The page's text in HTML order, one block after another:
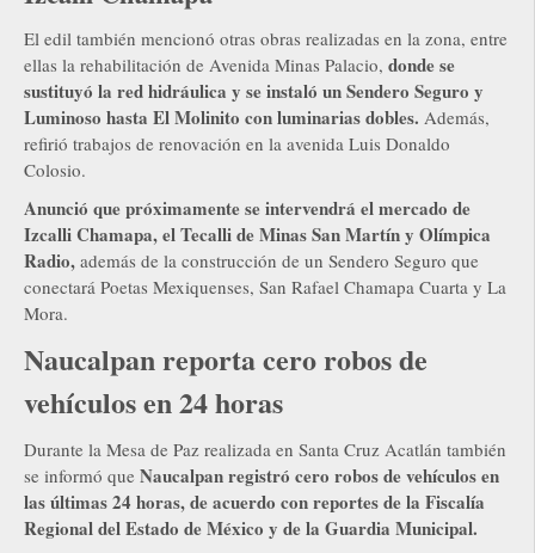
El edil también mencionó otras obras realizadas en la zona, entre
ellas la rehabilitación de Avenida Minas Palacio, donde se
sustituyó la red hidráulica y se instaló un Sendero Seguro y
Luminoso hasta El Molinito con luminarias dobles. Además,
refirió trabajos de renovación en la avenida Luis Donaldo
Colosio.
Anunció que próximamente se intervendrá el mercado de
Izcalli Chamapa, el Tecalli de Minas San Martín y Olímpica
Radio, además de la construcción de un Sendero Seguro que
conectará Poetas Mexiquenses, San Rafael Chamapa Cuarta y La
Mora.
Naucalpan reporta cero robos de
vehículos en 24 horas
Durante la Mesa de Paz realizada en Santa Cruz Acatlán también
se informó que Naucalpan registró cero robos de vehículos en
las últimas 24 horas, de acuerdo con reportes de la Fiscalía
Regional del Estado de México y de la Guardia Municipal.